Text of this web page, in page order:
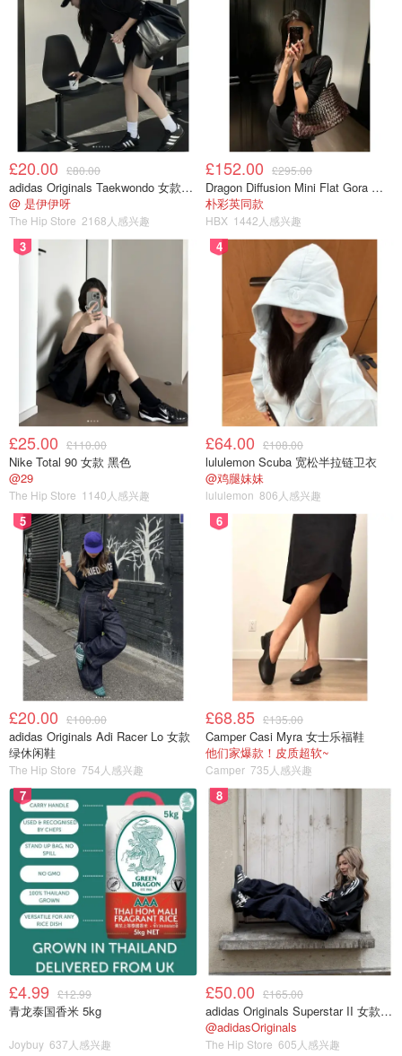
相较于单纯可爱的手办，草莓熊的复杂性让我觉得更贴近真
实的生活。人嘛，不能总是傻白甜，总得有点智慧、有点风
骨，还要懂得在该服软的时候笑一笑。
£20.00 £80.00
adidas Originals Taekwondo 女款黑色运动鞋
@ 是伊伊呀
The Hip Store 2168人感兴趣
£152.00 £295.00
Dragon Diffusion Mini Flat Gora 深棕色手提包
朴彩英同款
HBX 1442人感兴趣
3
£25.00 £110.00
Nike Total 90 女款 黑色
@29
The Hip Store 1140人感兴趣
4
£64.00 £108.00
lululemon Scuba 宽松半拉链卫衣
@鸡腿妹妹
lululemon 806人感兴趣
5
£20.00 £100.00
adidas Originals Adi Racer Lo 女款
绿休闲鞋
The Hip Store 754人感兴趣
6
£68.85 £135.00
Camper Casi Myra 女士乐福鞋
他们家爆款！皮质超软~
Camper 735人感兴趣
7
£4.99 £12.99
青龙泰国香米 5kg
Joybuy 637人感兴趣
8
£50.00 £165.00
adidas Originals Superstar II 女款串珠休闲鞋 黑色
@adidasOriginals
The Hip Store 605人感兴趣